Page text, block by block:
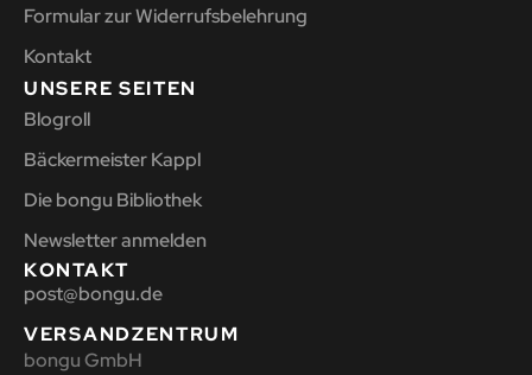
Formular zur Widerrufsbelehrung
Kontakt
UNSERE SEITEN
Blogroll
Bäckermeister Kappl
Die bongu Bibliothek
Newsletter anmelden
KONTAKT
post@bongu.de
VERSANDZENTRUM
bongu GmbH